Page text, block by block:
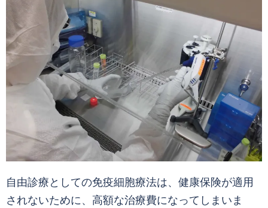
自由診療としての免疫細胞療法は、健康保険が適用
されないために、高額な治療費になってしまいま